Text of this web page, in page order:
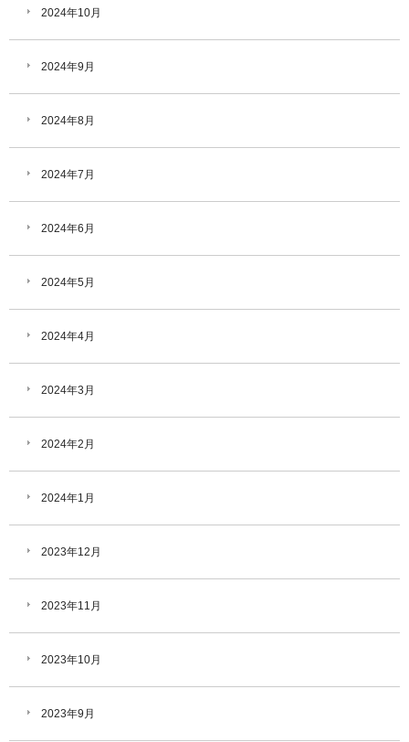
2024年10月
2024年9月
2024年8月
2024年7月
2024年6月
2024年5月
2024年4月
2024年3月
2024年2月
2024年1月
2023年12月
2023年11月
2023年10月
2023年9月